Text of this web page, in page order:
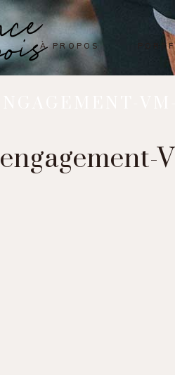
À PROPOS
engagement-